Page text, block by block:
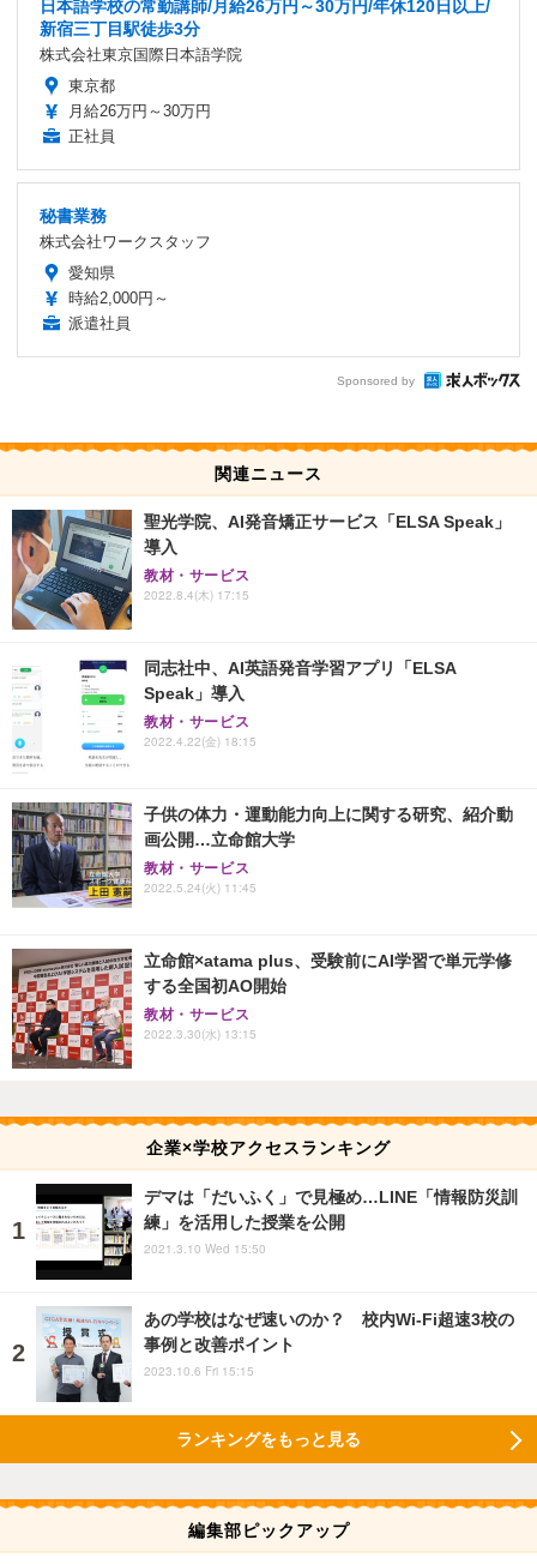
日本語学校の常勤講師/月給26万円～30万円/年休120日以上/
新宿三丁目駅徒歩3分
株式会社東京国際日本語学院
東京都
月給26万円～30万円
正社員
秘書業務
株式会社ワークスタッフ
愛知県
時給2,000円～
派遣社員
Sponsored by
関連ニュース
聖光学院、AI発音矯正サービス「ELSA Speak」
導入
教材・サービス
2022.8.4(木) 17:15
同志社中、AI英語発音学習アプリ「ELSA
Speak」導入
教材・サービス
2022.4.22(金) 18:15
子供の体力・運動能力向上に関する研究、紹介動
画公開…立命館大学
教材・サービス
2022.5.24(火) 11:45
立命館×atama plus、受験前にAI学習で単元学修
する全国初AO開始
教材・サービス
2022.3.30(水) 13:15
企業×学校アクセスランキング
デマは「だいふく」で見極め…LINE「情報防災訓
練」を活用した授業を公開
2021.3.10 Wed 15:50
あの学校はなぜ速いのか？ 校内Wi-Fi超速3校の
事例と改善ポイント
2023.10.6 Fri 15:15
ランキングをもっと見る
編集部ピックアップ